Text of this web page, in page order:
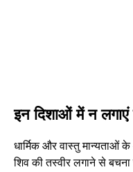
इन दिशाओं में न लगाएं
धार्मिक और वास्तु मान्यताओं
शिव की तस्वीर लगाने से